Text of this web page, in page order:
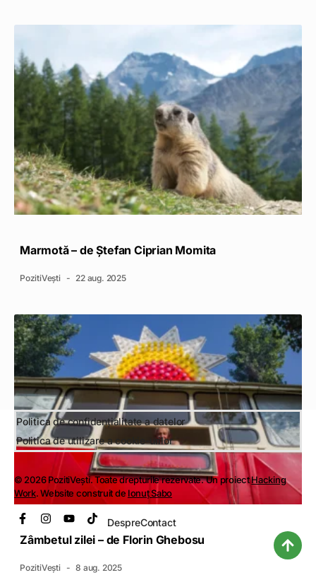
Marmotă – de Ștefan Ciprian Momita
PozitiVești 22 aug. 2025
Zâmbetul zilei – de Florin Ghebosu
PozitiVești 8 aug. 2025
Politica de confidențialitate a datelor
Politica de utilizare a cookie-urilor
© 2026 PozitiVești. Toate drepturile rezervate. Un proiectHacking
Work. Website construit de Ionuț Sabo
DespreContact